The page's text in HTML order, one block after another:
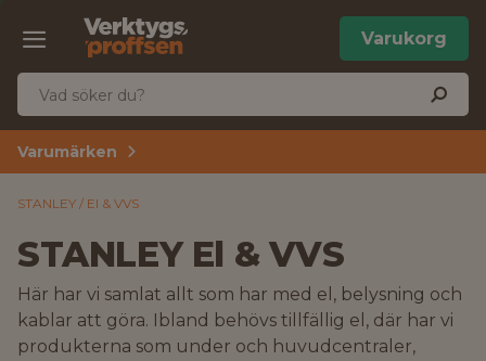
Varukorg
Varumärken
STANLEY El & VVS
STANLEY El & VVS
Här har vi samlat allt som har med el, belysning och
kablar att göra. Ibland behövs tillfällig el, där har vi
produkterna som under och huvudcentraler,